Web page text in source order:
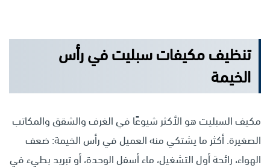
تنظيف مكيفات سبليت في رأس
الخيمة
مكيف السبليت هو الأكثر شيوعًا في الغرف والشقق والمكاتب
الصغيرة. أكثر ما يشتكي منه العميل في رأس الخيمة: ضعف
الهواء، رائحة أول التشغيل، ماء أسفل الوحدة، أو تبريد بطيء في